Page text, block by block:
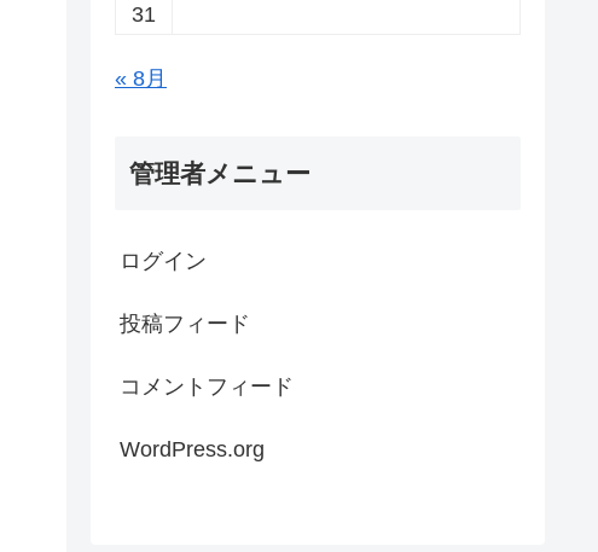
31
« 8月
管理者メニュー
ログイン
投稿フィード
コメントフィード
WordPress.org